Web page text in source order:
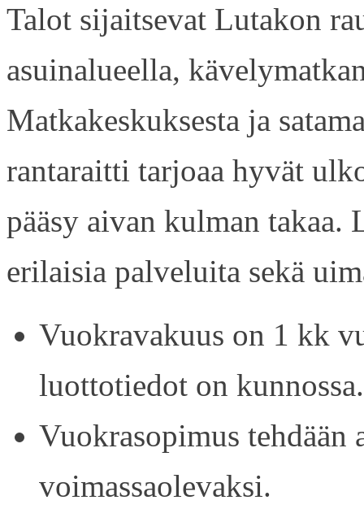
Talot sijaitsevat Lutakon
asuinalueella,
Matkakeskuksesta ja
rantaraitti tarjoaa hyvät
pääsy aivan kulman
erilaisia palveluita sekä
Vuokravakuus on 1 kk
luottotiedot on kunnossa.
Vuokrasopimus tehdään
voimassaolevaksi.